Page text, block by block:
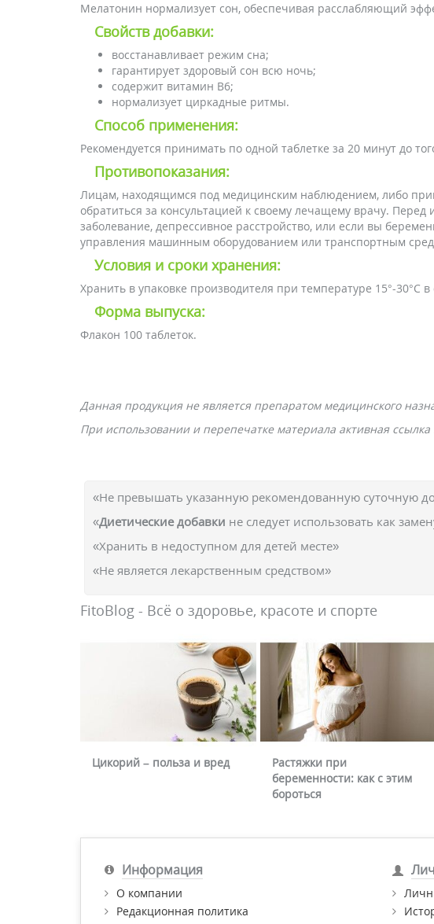
Мелатонин нормализует сон, обеспечивая расслабляющий
Свойств добавки:
восстанавливает режим сна;
гарантирует здоровый сон всю ночь;
содержит витамин В6;
нормализует циркадные ритмы.
Способ применения:
Рекомендуется принимать по одной таблетке за 20 минут до
Противопоказания:
Лицам, находящимся под медицинским наблюдением, либо
обратиться за консультацией к своему лечащему врачу.
заболевание, депрессивное расстройство, или если вы
управления машинным оборудованием или транспортным
Условия и сроки хранения:
Хранить в упаковке производителя при температуре 15°-30°С
Форма выпуска:
Флакон 100 таблеток.
Данная продукция не является препаратом медицинского
При использовании и перепечатке материала активная
«Не превышать указанную рекомендованную суточную
«Диетические добавки не следует использовать как
«Хранить в недоступном для детей месте»
«Не является лекарственным средством»
FitoBlog - Всё о здоровье, красоте и спорте
Цикорий – польза и вред
Растяжки при
беременности: как с этим
бороться
Информация
О компании
Редакционная политика